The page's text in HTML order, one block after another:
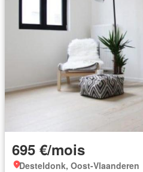
695 €/mois
Desteldonk, Oost-Vlaanderen